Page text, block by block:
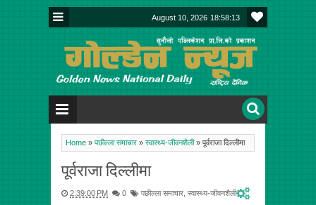
August 10, 2026 18:58:13
Home » पछील्ला समाचार » स्वास्थ्य-जीवनशैली » पूर्वराजा दिल्लीमा
पूर्वराजा दिल्लीमा
2:39:00 PM 0 पछील्ला समाचार स्वास्थ्य-जीवनशैली